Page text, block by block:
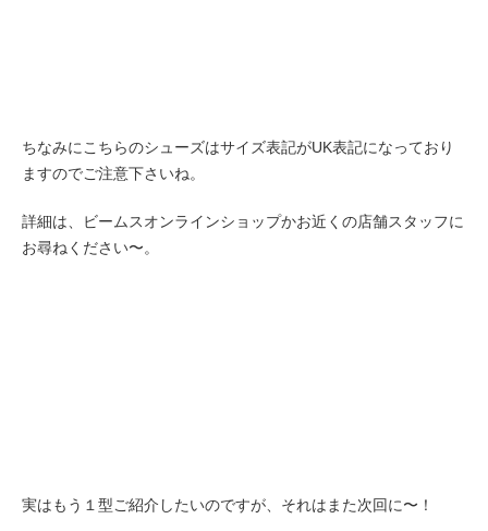
ちなみにこちらのシューズはサイズ表記がUK表記になっており
ますのでご注意下さいね。
詳細は、ビームスオンラインショップかお近くの店舗スタッフに
お尋ねください〜。
実はもう１型ご紹介したいのですが、それはまた次回に〜！